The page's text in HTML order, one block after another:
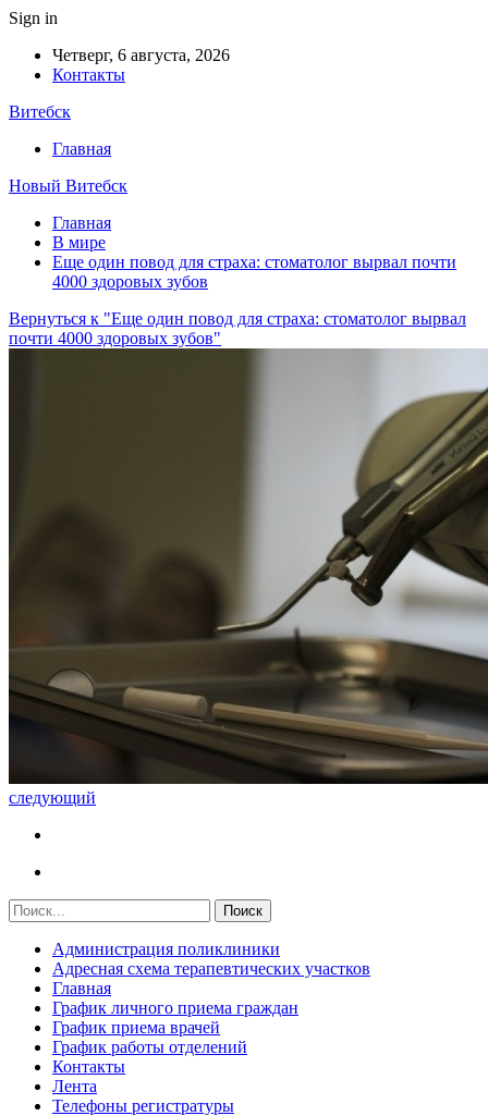
Sign in
Четверг, 6 августа, 2026
Контакты
Витебск
Главная
Новый Витебск
Главная
В мире
Еще один повод для страха: стоматолог вырвал почти
4000 здоровых зубов
Вернуться к "Еще один повод для страха: стоматолог вырвал
почти 4000 здоровых зубов"
следующий
Администрация поликлиники
Адресная схема терапевтических участков
Главная
График личного приема граждан
График приема врачей
График работы отделений
Контакты
Лента
Телефоны регистратуры